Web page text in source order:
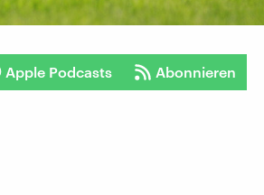
Apple Podcasts Abonnieren